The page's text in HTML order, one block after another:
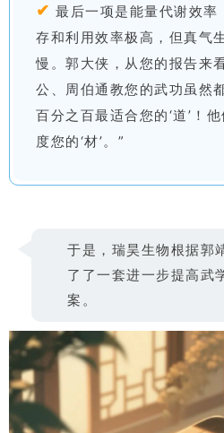
✔ 最后一项是能量代谢效率
存和利用效率极高，但真气
慢。郭大侠，从您的报告来
公、周伯通教您的武功虽然
百分之百最适合您的‘道’！
度您的‘材’。”
于是，瑞昊生物根据郭
了了一套进一步提高武
案。